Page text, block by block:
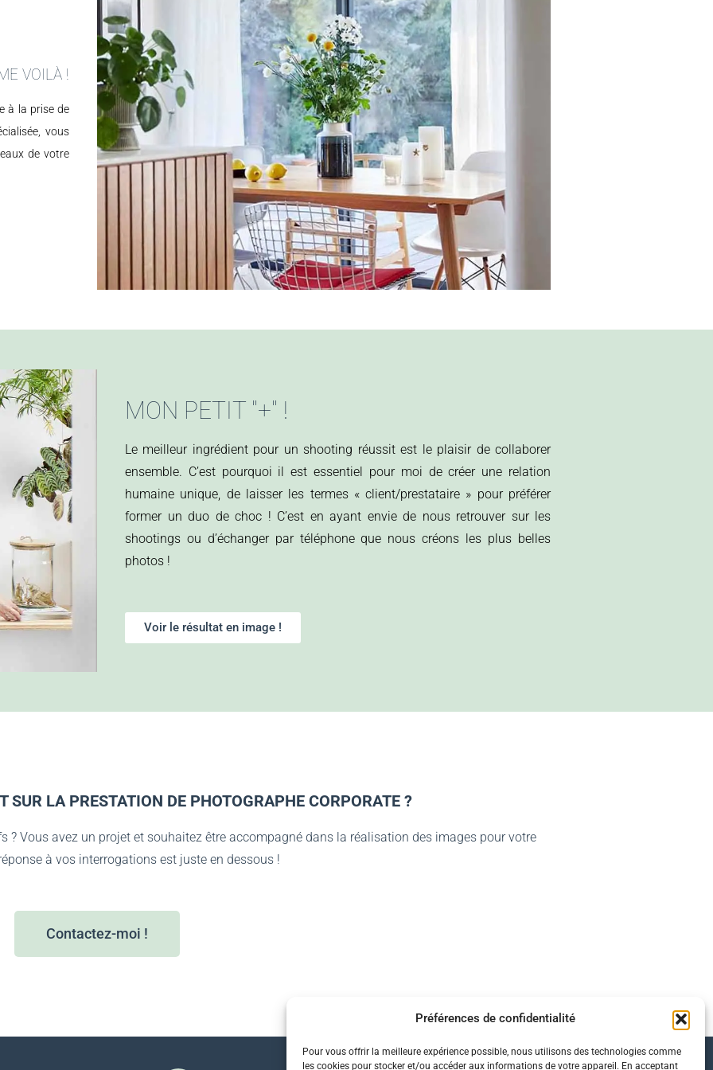
Préférences de confidentialité
Pour vous offrir la meilleure expérience possible, nous utilisons des technologies comme
les cookies pour stocker et/ou accéder aux informations de votre appareil. En acceptant
VOILÀ !
à la prise de
vous
de votre
MON PETIT "+" !
Le meilleur ingrédient pour un shooting réussit est le plaisir de collaborer
ensemble. C’est pourquoi il est essentiel pour moi de créer une relation
humaine unique, de laisser les termes « client/prestataire » pour préférer
former un duo de choc ! C’est en ayant envie de nous retrouver sur les
shootings ou d’échanger par téléphone que nous créons les plus belles
photos !
Voir le résultat en image !
SUR LA PRESTATION DE PHOTOGRAPHE CORPORATE ?
? Vous avez un projet et souhaitez être accompagné dans la réalisation des images pour votre
à vos interrogations est juste en dessous !
Contactez-moi !